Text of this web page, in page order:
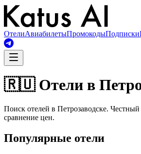
ОтелиАвиабилетыПромокодыПодписки
🇷🇺 Отели в
Поиск отелей в Петрозаводске.
сравнение цен.
Популярные отели